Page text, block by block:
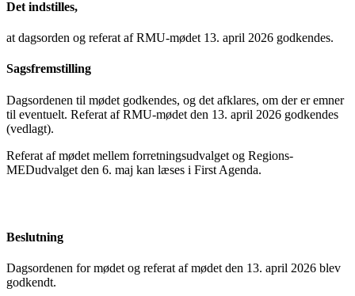
Det indstilles,
at dagsorden og referat af RMU-mødet 13. april 2026 godkendes.
Sagsfremstilling
Dagsordenen til mødet godkendes, og det afklares, om der er emner
til eventuelt. Referat af RMU-mødet den 13. april 2026 godkendes
(vedlagt).
Referat af mødet mellem forretningsudvalget og Regions-
MEDudvalget den 6. maj kan læses i First Agenda.
Beslutning
Dagsordenen for mødet og referat af mødet den 13. april 2026 blev
godkendt.